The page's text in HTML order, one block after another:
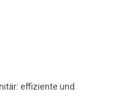
effiziente und